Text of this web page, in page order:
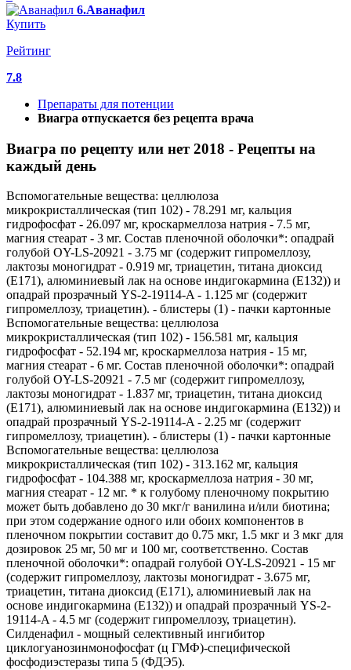
6.Аванафил
Купить
Рейтинг
7.8
Препараты для потенции
Виагра отпускается без рецепта врача
Виагра по рецепту или нет 2018 - Рецепты на
каждый день
Вспомогательные вещества: целлюлоза
микрокристаллическая (тип 102) - 78.291 мг, кальция
гидрофосфат - 26.097 мг, кроскармеллоза натрия - 7.5 мг,
магния стеарат - 3 мг. Состав пленочной оболочки*: опадрай
голубой OY-LS-20921 - 3.75 мг (содержит гипромеллозу,
лактозы моногидрат - 0.919 мг, триацетин, титана диоксид
(E171), алюминиевый лак на основе индигокармина (E132)) и
опадрай прозрачный YS-2-19114-A - 1.125 мг (содержит
гипромеллозу, триацетин). - блистеры (1) - пачки картонные
Вспомогательные вещества: целлюлоза
микрокристаллическая (тип 102) - 156.581 мг, кальция
гидрофосфат - 52.194 мг, кроскармеллоза натрия - 15 мг,
магния стеарат - 6 мг. Состав пленочной оболочки*: опадрай
голубой OY-LS-20921 - 7.5 мг (содержит гипромеллозу,
лактозы моногидрат - 1.837 мг, триацетин, титана диоксид
(E171), алюминиевый лак на основе индигокармина (E132)) и
опадрай прозрачный YS-2-19114-A - 2.25 мг (содержит
гипромеллозу, триацетин). - блистеры (1) - пачки картонные
Вспомогательные вещества: целлюлоза
микрокристаллическая (тип 102) - 313.162 мг, кальция
гидрофосфат - 104.388 мг, кроскармеллоза натрия - 30 мг,
магния стеарат - 12 мг. * к голубому пленочному покрытию
может быть добавлено до 30 мкг/г ванилина и/или биотина;
при этом содержание одного или обоих компонентов в
пленочном покрытии составит до 0.75 мкг, 1.5 мкг и 3 мкг для
дозировок 25 мг, 50 мг и 100 мг, соответственно. Состав
пленочной оболочки*: опадрай голубой OY-LS-20921 - 15 мг
(содержит гипромеллозу, лактозы моногидрат - 3.675 мг,
триацетин, титана диоксид (E171), алюминиевый лак на
основе индигокармина (E132)) и опадрай прозрачный YS-2-
19114-A - 4.5 мг (содержит гипромеллозу, триацетин).
Силденафил - мощный селективный ингибитор
циклогуанозинмонофосфат (ц ГМФ)-специфической
фосфодиэстеразы типа 5 (ФДЭ5).